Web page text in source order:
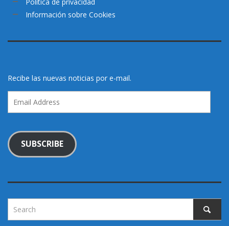
Información sobre Cookies
Recibe las nuevas noticias por e-mail.
Address
SUBSCRIBE